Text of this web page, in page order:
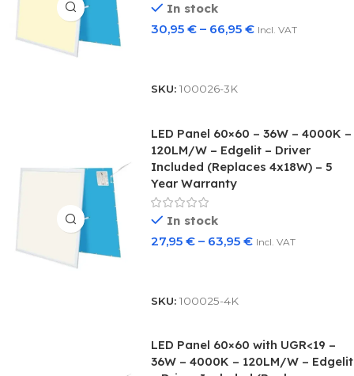
In stock
30,95€ – 66,95€ Incl. VAT
SKU:100026-3K
LED Panel 60×60 – 36W – 4000K –
120LM/W – Edgelit – Driver
Included (Replaces 4x18W) – 5
Year Warranty
In stock
27,95€ – 63,95€ Incl. VAT
SKU:100025-4K
LED Panel 60×60 with UGR<19 –
36W – 4000K – 120LM/W – Edgelit